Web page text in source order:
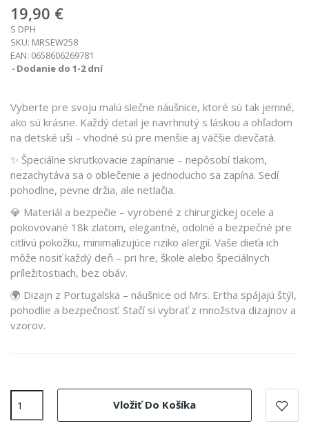
19,90 €
S DPH
SKU: MRSEW258
EAN: 0658606269781
Dodanie do 1-2 dní
Vyberte pre svoju malú slečne náušnice, ktoré sú tak jemné,
ako sú krásne. Každý detail je navrhnutý s láskou a ohľadom
na detské uši – vhodné sú pre menšie aj väčšie dievčatá.
✨ Špeciálne skrutkovacie zapínanie – nepôsobí tlakom,
nezachytáva sa o oblečenie a jednoducho sa zapína. Sedí
pohodlne, pevne držia, ale netlačia.
💎 Materiál a bezpečie – vyrobené z chirurgickej ocele a
pokovované 18k zlatom, elegantné, odolné a bezpečné pre
citlivú pokožku, minimalizujúce riziko alergií. Vaše dieťa ich
môže nosiť každý deň – pri hre, škole alebo špeciálnych
príležitostiach, bez obáv.
🌍 Dizajn z Portugalska – náušnice od Mrs. Ertha spájajú štýl,
pohodlie a bezpečnosť. Stačí si vybrať z množstva dizajnov a
vzorov.
Vložiť Do Košíka